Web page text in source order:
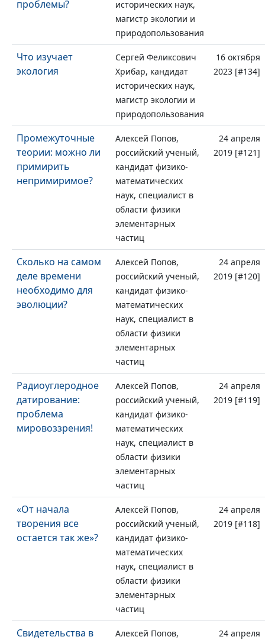
проблемы?
исторических наук,
магистр экологии и
природопользования
Что изучает
экология
Сергей Феликсович
Хрибар, кандидат
исторических наук,
магистр экологии и
природопользования
16 октября
2023 [#134]
Промежуточные
теории: можно ли
примирить
непримиримое?
Алексей Попов,
российский ученый,
кандидат физико-
математических
наук, специалист в
области физики
элементарных
частиц
24 апреля
2019 [#121]
Сколько на самом
деле времени
необходимо для
эволюции?
Алексей Попов,
российский ученый,
кандидат физико-
математических
наук, специалист в
области физики
элементарных
частиц
24 апреля
2019 [#120]
Радиоуглеродное
датирование:
проблема
мировоззрения!
Алексей Попов,
российский ученый,
кандидат физико-
математических
наук, специалист в
области физики
элементарных
частиц
24 апреля
2019 [#119]
«От начала
творения все
остается так же»?
Алексей Попов,
российский ученый,
кандидат физико-
математических
наук, специалист в
области физики
элементарных
частиц
24 апреля
2019 [#118]
Свидетельства в Алексей Попов, 24 апреля